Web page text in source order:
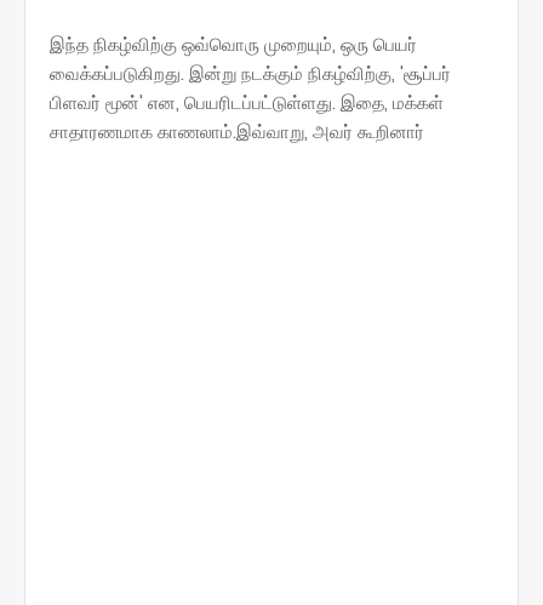
இந்த நிகழ்விற்கு ஒவ்வொரு முறையும், ஒரு பெயர்
வைக்கப்படுகிறது. இன்று நடக்கும் நிகழ்விற்கு, 'சூப்பர்
பிளவர் மூன்' என, பெயரிடப்பட்டுள்ளது. இதை, மக்கள்
சாதாரணமாக காணலாம்.இவ்வாறு, அவர் கூறினார்